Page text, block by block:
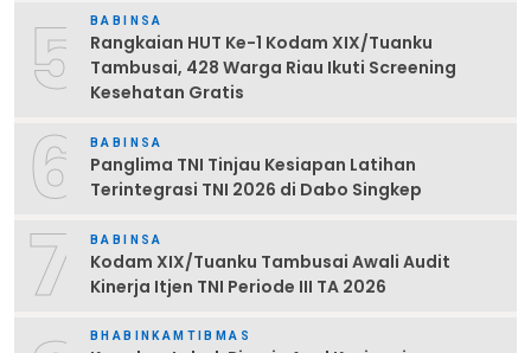
5 BABINSA
Rangkaian HUT Ke-1 Kodam XIX/Tuanku
Tambusai, 428 Warga Riau Ikuti Screening
Kesehatan Gratis
6 BABINSA
Panglima TNI Tinjau Kesiapan Latihan
Terintegrasi TNI 2026 di Dabo Singkep
7 BABINSA
Kodam XIX/Tuanku Tambusai Awali Audit
Kinerja Itjen TNI Periode III TA 2026
BHABINKAMTIBMAS